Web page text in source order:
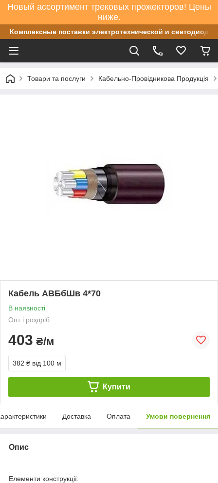
Новый ассортимент трековых прожекторов! Цены
ниже.
Комплексные поставки электротехнической и
Товари та послуги Кабельно-Провідникова Продукція
Кабель АВБбШв 4*70
В наявності
Опт і роздріб
403 ₴/м
382 ₴ від 100 м
Купити
Доставка Оплата Умови повернення
Опис
Елементи конструкції: